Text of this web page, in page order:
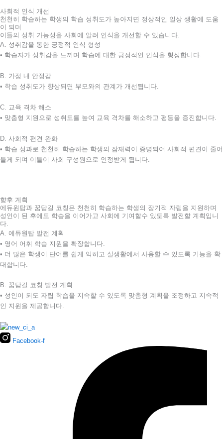
사회적 인식 개선
천천히 학습하는 학생의 학습 성취도가 높아지면 정상적인 일상 생활에 도움
이 되며
이들의 성취 가능성을 사회에 알려 인식을 개선할 수 있습니다.
A. 성취감을 통한 긍정적 인식 형성
• 학습자가 성취감을 느끼며 학습에 대한 긍정적인 인식을 형성합니다.
B. 가정 내 안정감
• 학습 성취도가 향상되면 부모와의 관계가 개선됩니다.
C. 교육 격차 해소
• 맞춤형 지원으로 성취도를 높여 교육 격차를 해소하고 평등을 증진합니다.
D. 사회적 편견 완화
• 학습 성과로 천천히 학습하는 학생의 잠재력이 증명되어 사회적 편견이 줄어
들게 되며 이들이 사회 구성원으로 인정받게 됩니다.
향후 계획
에듀원탑과 꿈담길 코칭은 천천히 학습하는 학생의 장기적 자립을 지원하며
성인이 된 후에도 학습을 이어가고 사회에 기여할수 있도록 발전할 계획입니
다.
A. 에듀원탑 발전 계획
• 영어 어휘 학습 지원을 확장합니다.
• 더 많은 학생이 단어를 쉽게 익히고 실생활에서 사용할 수 있도록 기능을 확
대합니다.
B. 꿈담길 코칭 발전 계획
• 성인이 되도 자립 학습을 지속할 수 있도록 맞춤형 계획을 조정하고 지속적
인 지원을 제공합니다.
Facebook-f